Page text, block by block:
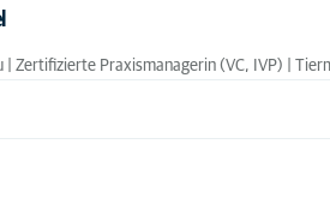
Zertifizierte Praxismanagerin (VC, IVP) |